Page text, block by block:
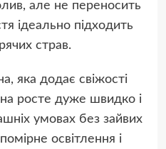
але не переносить
ідеально підходить
страв.
яка додає свіжості
росте дуже швидко і
умовах без зайвих
освітлення і